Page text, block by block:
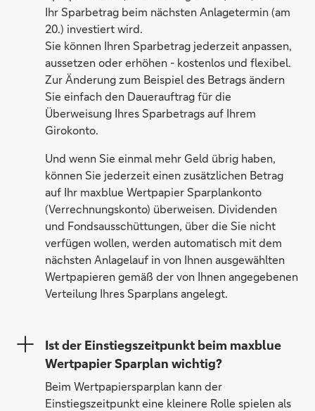
Ihr Sparbetrag beim nächsten Anlagetermin (am
20.) investiert wird.
Sie können Ihren Sparbetrag jederzeit anpassen,
aussetzen oder erhöhen - kostenlos und flexibel.
Zur Änderung zum Beispiel des Betrags ändern
Sie einfach den Dauerauftrag für die
Überweisung Ihres Sparbetrags auf Ihrem
Girokonto.
Und wenn Sie einmal mehr Geld übrig haben,
können Sie jederzeit einen zusätzlichen Betrag
auf Ihr maxblue Wertpapier Sparplankonto
(Verrechnungskonto) überweisen. Dividenden
und Fondsausschüttungen, über die Sie nicht
verfügen wollen, werden automatisch mit dem
nächsten Anlagelauf in von Ihnen ausgewählten
Wertpapieren gemäß der von Ihnen angegebenen
Verteilung Ihres Sparplans angelegt.
Ist der Einstiegszeitpunkt beim maxblue
Wertpapier Sparplan wichtig?
Beim Wertpapiersparplan kann der
Einstiegszeitpunkt eine kleinere Rolle spielen als